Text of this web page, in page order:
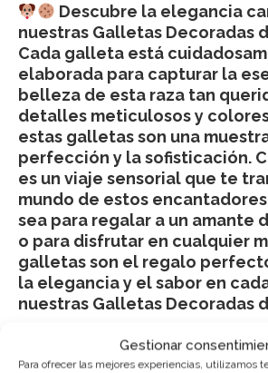
Gestionar
Para ofrecer las mejores experiencias, utilizamos
Descubre la elegancia
nuestras Galletas Decoradas
Cada galleta está
elaborada para capturar la
belleza de esta raza tan
detalles meticulosos y
estas galletas son una
perfección y la sofisticación.
es un viaje sensorial que te
mundo de estos
sea para regalar a un amante
o para disfrutar en cualquier
galletas son el regalo
la elegancia y el sabor en
nuestras Galletas Decoradas